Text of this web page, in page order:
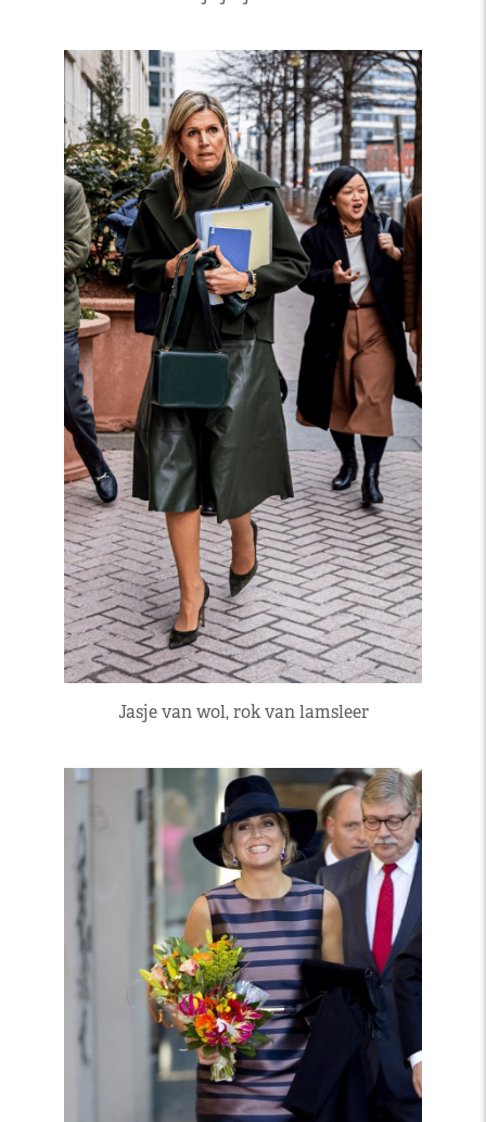
Jasje van wol, rok van lamsleer